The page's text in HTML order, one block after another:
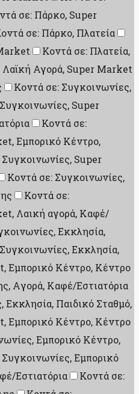
σε: Πάρκο, Super
σε: Πάρκο, Πλατεία
Κοντά σε: Πλατεία,
Λαϊκή Αγορά, Super Market
Κοντά σε: Συγκοινωνίες,
Super
Κοντά σε:
Εμπορικό Κέντρο,
Super
Κοντά σε: Συγκοινωνίες,
Κοντά σε:
Λαική αγορά, Καφέ/
Εκκλησία,
Εκκλησία,
Εμπορικό Κέντρο, Κέντρο
Aγορά, Καφέ/Εστιατόρια
Εκκλησία, Παιδικό Σταθμό,
Εμπορικό Κέντρο, Κέντρο
Εμπορικό Κέντρο,
Εμπορικό
Εστιατόρια
Κοντά σε: